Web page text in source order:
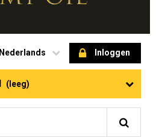
Inloggen
Nederlands
(leeg)